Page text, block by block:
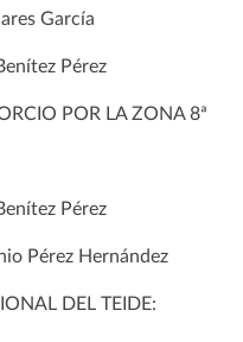
García
Pérez
POR LA ZONA 8ª
Pérez
Pérez Hernández
DEL TEIDE: